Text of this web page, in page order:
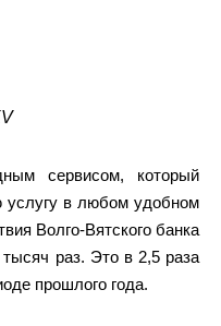
сервисом, который
услугу в любом удобном
Волго-Вятского банка
раз. Это в 2,5 раза
прошлого года.